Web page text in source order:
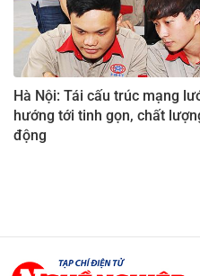
Hà Nội: Tái cấu trúc mạng
hướng tới tinh gọn, chất
động